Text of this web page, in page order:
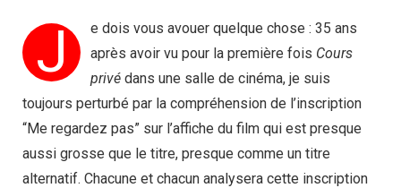
J
e dois vous avouer quelque chose : 35 ans
après avoir vu pour la première fois Cours
privé dans une salle de cinéma, je suis
toujours perturbé par la compréhension de l’inscription
“Me regardez pas” sur l’affiche du film qui est presque
aussi grosse que le titre, presque comme un titre
alternatif. Chacune et chacun analysera cette inscription